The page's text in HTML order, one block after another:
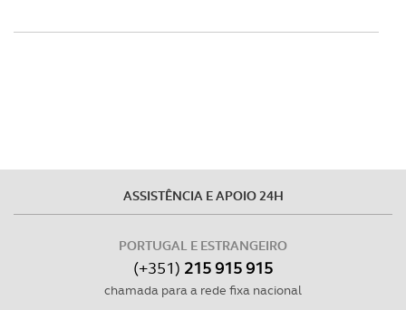
ASSISTÊNCIA E APOIO 24H
PORTUGAL E ESTRANGEIRO
(+351) 215 915 915
chamada para a rede fixa nacional